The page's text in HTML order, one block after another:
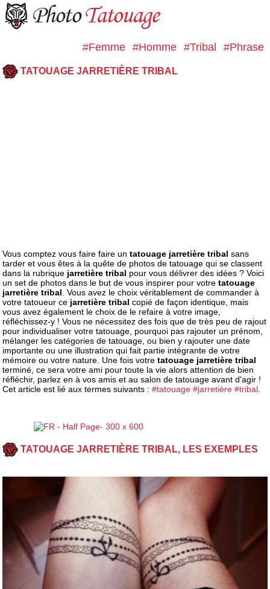
#Femme #Homme #Tribal #Phrase
TATOUAGE JARRETIÈRE TRIBAL
Vous comptez vous faire faire untatouage jarretière tribal sans
tarder et vous êtes à la quête de photos de tatouage qui se classent
dans la rubrique jarretière tribal pour vous délivrer des idées ? Voici
un set de photos dans le but de vous inspirer pour votretatouage
jarretière tribal . Vous avez le choix véritablement de commander à
votre tatoueur ce jarretière tribal copié de façon identique, mais
vous avez également le choix de le refaire à votre image,
réfléchissez-y ! Vous ne nécessitez des fois que de très peu de rajout
pour individualiser votre tatouage, pourquoi pas rajouter un prénom,
mélanger les catégories de tatouage, ou bien y rajouter une date
importante ou une illustration qui fait partie intégrante de votre
mémoire ou votre nature. Une fois votretatouage jarretière tribal
terminé, ce sera votre ami pour toute la vie alors attention de bien
réfléchir, parlez en à vos amis et au salon de tatouage avant d'agir !
Cet article est lié aux termes suivants :#tatouage #jarretière #tribal
TATOUAGE JARRETIÈRE TRIBAL, LES EXEMPLES